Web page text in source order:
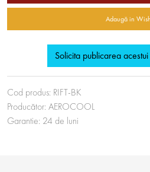
Adaugă in
Solicita publicarea
Cod produs: RIFT-BK
Producător: AEROCOOL
Garantie: 24 de luni